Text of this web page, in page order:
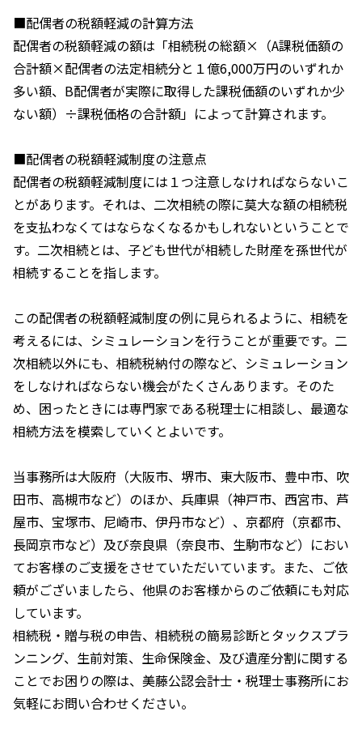
■配偶者の税額軽減の計算方法
配偶者の税額軽減の額は「相続税の総額×（A課税価額の
合計額×配偶者の法定相続分と１億6,000万円のいずれか
多い額、B配偶者が実際に取得した課税価額のいずれか少
ない額）÷課税価格の合計額」によって計算されます。
■配偶者の税額軽減制度の注意点
配偶者の税額軽減制度には１つ注意しなければならないこ
とがあります。それは、二次相続の際に莫大な額の相続税
を支払わなくてはならなくなるかもしれないということで
す。二次相続とは、子ども世代が相続した財産を孫世代が
相続することを指します。
この配偶者の税額軽減制度の例に見られるように、相続を
考えるには、シミュレーションを行うことが重要です。二
次相続以外にも、相続税納付の際など、シミュレーション
をしなければならない機会がたくさんあります。そのた
め、困ったときには専門家である税理士に相談し、最適な
相続方法を模索していくとよいです。
当事務所は大阪府（大阪市、堺市、東大阪市、豊中市、吹
田市、高槻市など）のほか、兵庫県（神戸市、西宮市、芦
屋市、宝塚市、尼崎市、伊丹市など）、京都府（京都市、
長岡京市など）及び奈良県（奈良市、生駒市など）におい
てお客様のご支援をさせていただいています。また、ご依
頼がございましたら、他県のお客様からのご依頼にも対応
しています。
相続税・贈与税の申告、相続税の簡易診断とタックスプラ
ンニング、生前対策、生命保険金、及び遺産分割に関する
ことでお困りの際は、美藤公認会計士・税理士事務所にお
気軽にお問い合わせください。